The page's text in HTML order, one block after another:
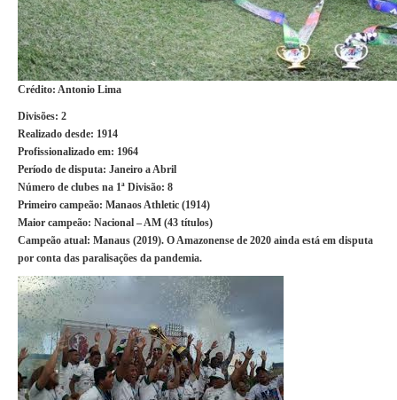
Crédito: Antonio Lima
Divisões: 2
Realizado desde: 1914
Profissionalizado em: 1964
Período de disputa: Janeiro a Abril
Número de clubes na 1ª Divisão: 8
Primeiro campeão: Manaos Athletic (1914)
Maior campeão: Nacional – AM (43 títulos)
Campeão atual: Manaus (2019). O Amazonense de 2020 ainda está em disputa
por conta das paralisações da pandemia.